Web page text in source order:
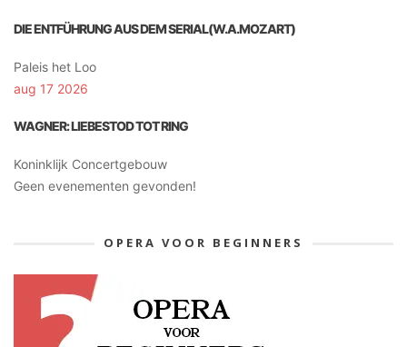
DIE ENTFÜHRUNG AUS DEM SERIAL(W.A.MOZART)
Paleis het Loo
aug 17 2026
WAGNER: LIEBESTOD TOT RING
Koninklijk Concertgebouw
Geen evenementen gevonden!
OPERA VOOR BEGINNERS